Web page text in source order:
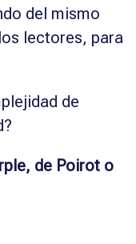
del mismo
lectores, para
de
de Poirot o